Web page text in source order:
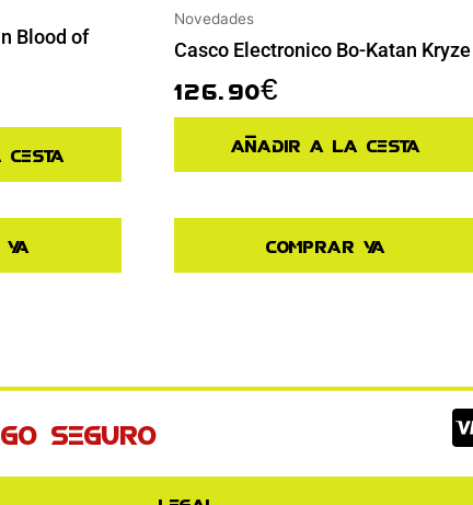
Blood of
Novedades
Casco Electronico Bo-Katan Kryze
126.90€
Añadir a la cesta
Comprar ya
seguro